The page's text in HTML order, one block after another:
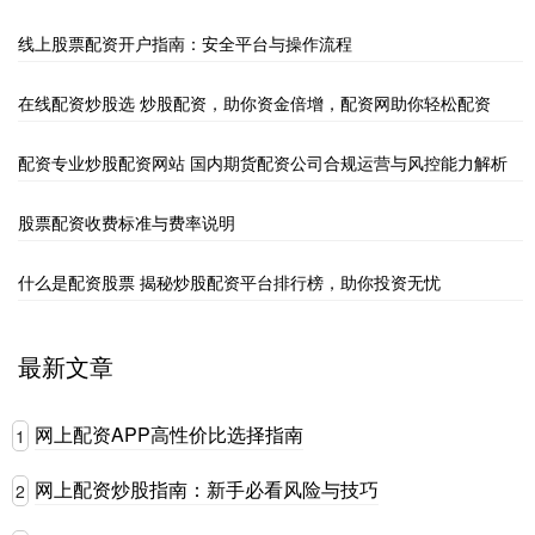
线上股票配资开户指南：安全平台与操作流程
在线配资炒股选 炒股配资，助你资金倍增，配资网助你轻松配资
配资专业炒股配资网站 国内期货配资公司合规运营与风控能力解析
股票配资收费标准与费率说明
什么是配资股票 揭秘炒股配资平台排行榜，助你投资无忧
最新文章
1 网上配资APP高性价比选择指南
2 网上配资炒股指南：新手必看风险与技巧